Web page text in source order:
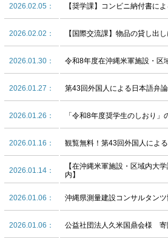
2026.02.05： 【奨学課】コンビニ納付書に
2026.02.02： 【国際交流課】物品の貸し出
2026.01.30： 令和8年度在沖縄米軍施設・区
2026.01.27： 第43回外国人による日本語弁
2026.01.26： 「令和8年度奨学生のしおり」
2026.01.16： 観覧無料！第43回外国人によ
2026.01.14：
【在沖縄米軍施設・区域内大
内】
2026.01.06： 沖縄県測量建設コンサルタン
2026.01.06： 公益社団法人久米国鼎会様 寄